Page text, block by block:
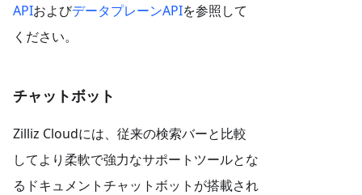
APIおよびデータプレーンAPIを参照して
ください。
チャットボット
Zilliz Cloudには、従来の検索バーと比較
してより柔軟で強力なサポートツールとな
るドキュメントチャットボットが搭載され